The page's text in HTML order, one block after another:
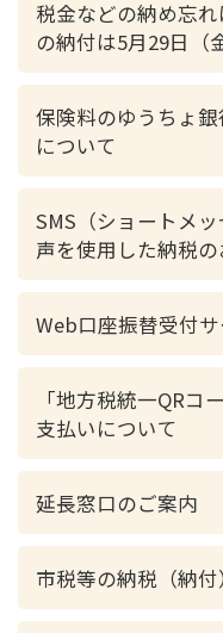
税金などの納め忘
の納付は5月29日（
保険料のゆうちょ
について
SMS（ショートメ
声を使用した納税
Web口座振替受付
「地方税統一QRコ
支払いについて
延長窓口のご案内
市税等の納税（納